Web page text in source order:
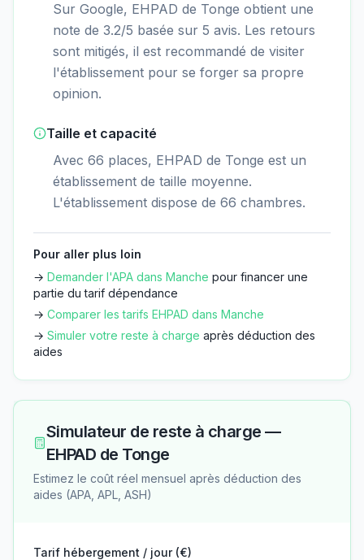
Sur Google, EHPAD de Tonge obtient une
note de 3.2/5 basée sur 5 avis. Les retours
sont mitigés, il est recommandé de visiter
l'établissement pour se forger sa propre
opinion.
Taille et capacité
Avec 66 places, EHPAD de Tonge est un
établissement de taille moyenne.
L'établissement dispose de 66 chambres.
Pour aller plus loin
→ Demander l'APA dans Manche pour financer une
partie du tarif dépendance
→ Comparer les tarifs EHPAD dans Manche
→ Simuler votre reste à charge après déduction des
aides
Simulateur de reste à charge —
EHPAD de Tonge
Estimez le coût réel mensuel après déduction des
aides (APA, APL, ASH)
Tarif hébergement / jour (€)